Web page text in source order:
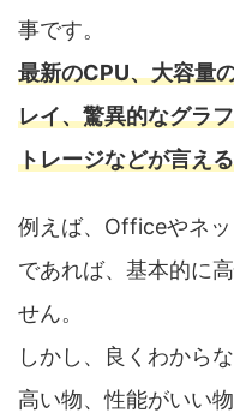
事です。
最新のCPU、大容量
レイ、驚異的なグラ
トレージなどが言え
例えば、Officeやネ
であれば、基本的に
せん。
しかし、良くわから
高い物、性能がいい